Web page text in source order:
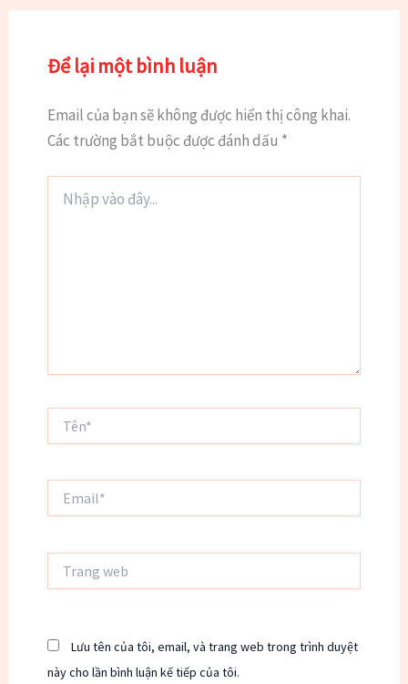
Để lại một bình luận
Email của bạn sẽ không được hiển thị công khai.
Các trường bắt buộc được đánh dấu *
vào
web
Lưu tên của tôi, email, và trang web trong trình duyệt
này cho lần bình luận kế tiếp của tôi.